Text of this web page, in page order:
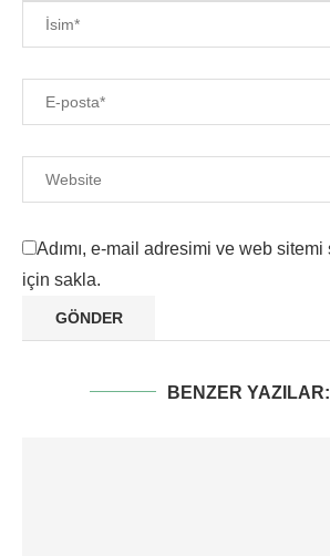
Adımı, e-mail adresimi ve web
için sakla.
BENZER YAZILAR: